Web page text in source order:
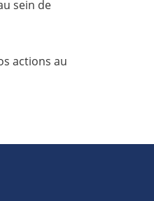
sein de
actions au